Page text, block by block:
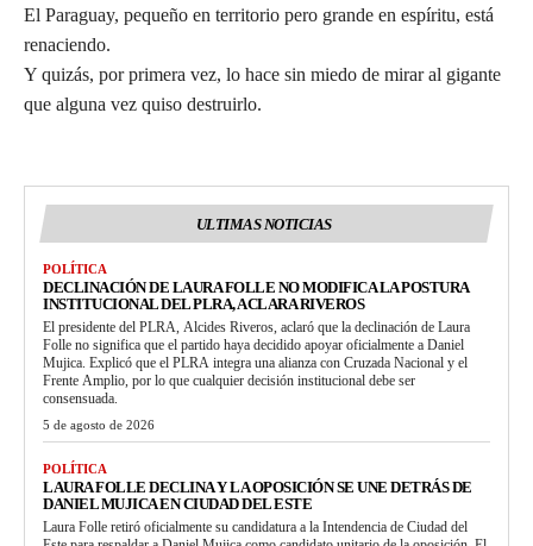
El Paraguay, pequeño en territorio pero grande en espíritu, está
renaciendo.
Y quizás, por primera vez, lo hace sin miedo de mirar al gigante
que alguna vez quiso destruirlo.
ULTIMAS NOTICIAS
POLÍTICA
DECLINACIÓN DE LAURA FOLLE NO MODIFICA LA POSTURA
INSTITUCIONAL DEL PLRA, ACLARA RIVEROS
El presidente del PLRA, Alcides Riveros, aclaró que la declinación de Laura
Folle no significa que el partido haya decidido apoyar oficialmente a Daniel
Mujica. Explicó que el PLRA integra una alianza con Cruzada Nacional y el
Frente Amplio, por lo que cualquier decisión institucional debe ser
consensuada.
5 de agosto de 2026
POLÍTICA
LAURA FOLLE DECLINA Y LA OPOSICIÓN SE UNE DETRÁS DE
DANIEL MUJICA EN CIUDAD DEL ESTE
Laura Folle retiró oficialmente su candidatura a la Intendencia de Ciudad del